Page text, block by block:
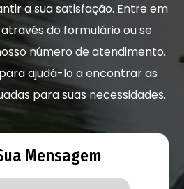
a sua satisfação. Entre em
do formulário ou se
número de atendimento.
ajudá-lo a encontrar as
para suas necessidades.
Mensagem